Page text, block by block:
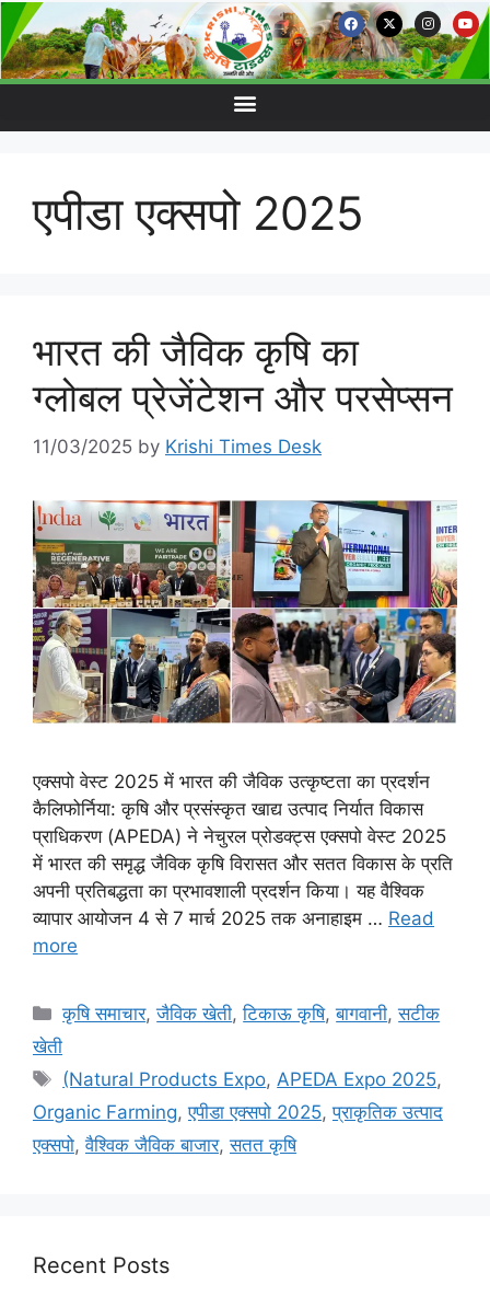
एपीडा एक्सपो 2025
भारत की जैविक कृषि का
ग्लोबल प्रेजेंटेशन और परसेप्सन
11/03/2025 by Krishi Times Desk
एक्सपो वेस्ट 2025 में भारत की जैविक उत्कृष्टता का प्रदर्शन
कैलिफोर्निया: कृषि और प्रसंस्कृत खाद्य उत्पाद निर्यात विकास
प्राधिकरण (APEDA) ने नेचुरल प्रोडक्ट्स एक्सपो वेस्ट 2025
में भारत की समृद्ध जैविक कृषि विरासत और सतत विकास के प्रति
अपनी प्रतिबद्धता का प्रभावशाली प्रदर्शन किया। यह वैश्विक
व्यापार आयोजन 4 से 7 मार्च 2025 तक अनाहाइम … Read
more
कृषि समाचार,जैविक खेती,टिकाऊ कृषि,बागवानी,सटीक
खेती
(Natural Products Expo, APEDA Expo 2025,
Organic Farming,एपीडा एक्सपो 2025,प्राकृतिक उत्पाद
एक्सपो,वैश्विक जैविक बाजार,सतत कृषि
Recent Posts